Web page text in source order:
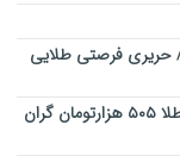
حریری فرصتی طلایی
افزایش ناگهانی قیمت طلا و سکه / قیمت هرگرم طلا ۵۰۵ هزارتومان گران